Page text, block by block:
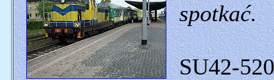
spotkać.
SU42-